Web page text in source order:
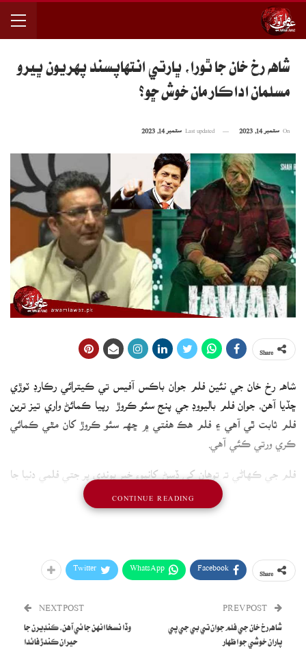
شاهه رخ خان جا ٿورا، ڀارتي انتهاپسند پهريون ڀيرو
مسلمان اداڪار مان خوش ڇو؟
شاهه رخ خان جي نئين فلم جوان باڪس آفيس تي ڪيترائي رڪارڊ ٽوڙي
ڇڏيا آهن، جوان فلم باليووڊ جي پنج سئو ڪروڙ رپيا ڪمائڻ واري تيز ترين
فلم ثابت ٿي آهي ۽ فلم هڪ هفتي ۾ ڇهه سئو ڪروڙ کان مٿي ڪمائي
ڪري ورتي ڪئي آهي.
فلم جي ڪهاڻي ته توهان کي ڏسڻ کانپوءِ خبر پوندي پر جتي فلمي دنيا جا
ڪيترائي مداح انکي اسپينش ڊرامي مني هائيٽس ۽ ٻين مختلف ملڪن
جي ڪاپي ڪرڻ سان جوڙي رهيا آهن اتي ئي ڀارتي حڪمران پارٽي بي جي
Facebook
WhatsApp
Twitter
شاهه رخ خان جي فلم جوان تي بي جي پي
پاران خوشي جو اظهار
NEXT POST
وڏا نسخا انهن جا ئي آهن، ڪنڊيرن جا
حيران ڪندڙ فائدا